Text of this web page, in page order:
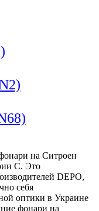
на Ситроен
С. Это
DEPO,
себя
оптики в Украине
фонари на